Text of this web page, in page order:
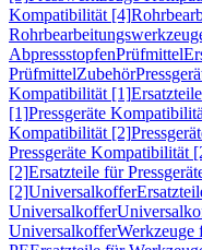
Kompatibilität [4]
AbpressstopfenPrüfmittel
PrüfmittelZubehör
Kompatibilität [1]
[1]Pressgeräte
Kompatibilität [2]
Pressgeräte Kompatibilität
[2]Ersatzteile für
[2]Universalkoffer
Universalkoffer
UniversalkofferWerkzeuge